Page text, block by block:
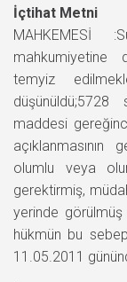
İçtihat Metni
MAHKEMESİ
mahkumiyetine
temyiz
düşünüldü;5728
maddesi
açıklanmasının
olumlu veya
gerektirmiş,
yerinde
hükmün bu
11.05.2011